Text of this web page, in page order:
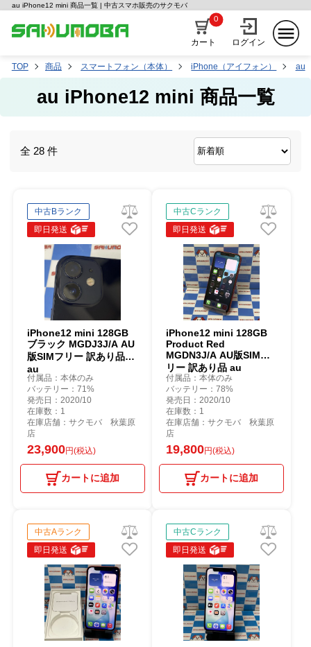
au iPhone12 mini 商品一覧 | 中古スマホ販売のサクモバ
カート
0
ログイン
TOP 商品 スマートフォン（本体） iPhone（アイフォン） au
au iPhone12 mini 商品一覧
全 28 件
中古Bランク
即日発送
iPhone12 mini 128GB
ブラック MGDJ3J/A AU
版SIMフリー 訳あり品
au
付属品：本体のみ
バッテリー：71%
発売日：2020/10
在庫数：1
在庫店舗：サクモバ 秋葉原
店
23,900円(税込)
カートに追加
中古Cランク
即日発送
iPhone12 mini 128GB
Product Red
MGDN3J/A AU版SIMフ
リー 訳あり品 au
付属品：本体のみ
バッテリー：78%
発売日：2020/10
在庫数：1
在庫店舗：サクモバ 秋葉原
店
19,800円(税込)
カートに追加
中古Aランク
即日発送
中古Cランク
即日発送